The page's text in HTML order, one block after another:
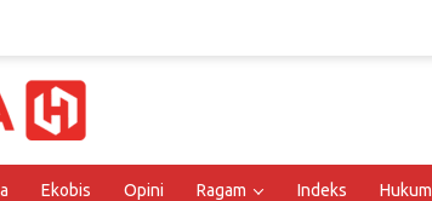
Ekobis Opini Ragam Indeks Hukum